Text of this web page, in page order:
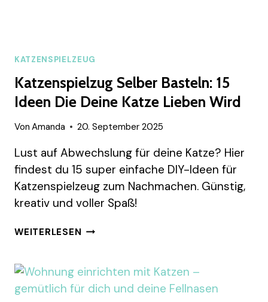
KATZENSPIELZEUG
Katzenspielzug Selber Basteln: 15
Ideen Die Deine Katze Lieben Wird
Von Amanda 20. September 2025
Lust auf Abwechslung für deine Katze? Hier
findest du 15 super einfache DIY-Ideen für
Katzenspielzeug zum Nachmachen. Günstig,
kreativ und voller Spaß!
WEITERLESEN KATZENSPIELZUG
15
IDEEN
DIE